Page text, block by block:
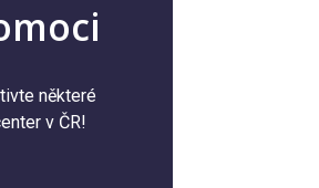
některé
v ČR!